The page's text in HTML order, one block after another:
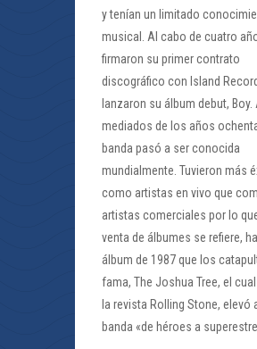
y tenían un limitado
musical. Al cabo de cuatro
firmaron su primer contrato
discográfico con Island
lanzaron su álbum debut, Boy.
mediados de los años
banda pasó a ser conocida
mundialmente. Tuvieron más
como artistas en vivo que
artistas comerciales por lo
venta de álbumes se refiere,
álbum de 1987 que los
fama, The Joshua Tree, el
la revista Rolling Stone, elevó
banda «de héroes a